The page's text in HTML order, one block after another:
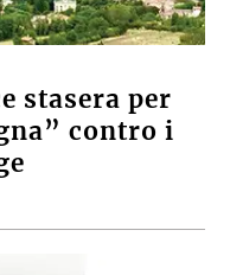
stasera per
contro i